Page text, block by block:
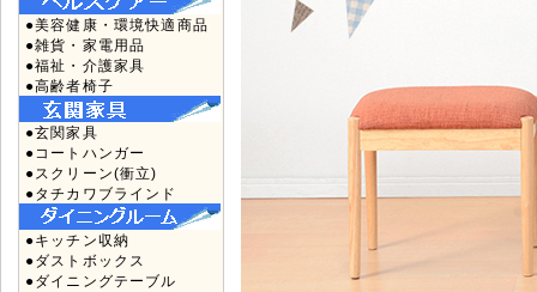
●美容健康・環境快適商品
●雑貨・家電用品
●福祉・介護家具
●高齢者椅子
●玄関家具
●コートハンガー
●スクリーン(衝立)
●タチカワブラインド
●キッチン収納
●ダストボックス
●ダイニングテーブル